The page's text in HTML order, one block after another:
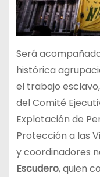
Será
histórica
el trabajo esclavo,
del Comité
Explotación de
Protección a las
y coordinadores
Escudero, quien